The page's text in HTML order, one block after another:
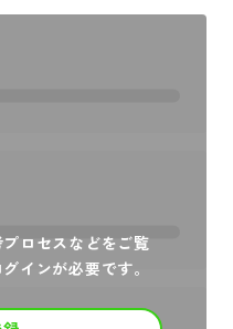
ロセスなどをご覧
インが必要です。